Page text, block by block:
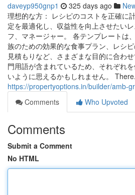
daveyp950gnp1 325 days ago
理想的な方： レシピのコストを正確に
定を最適化し、収益性を向上させたい
フ、マネージャー。 各テンプレートは
族のための効果的な食事プラン、レシ
見積もりなど、さまざまな目的に合わ
門用語が含まれているため、それぞれ
いように思えるかもしれません。
https://propertyoptions.in/builder/amb-
Comments
Who Upvoted
Comments
Submit a Comment
No HTML